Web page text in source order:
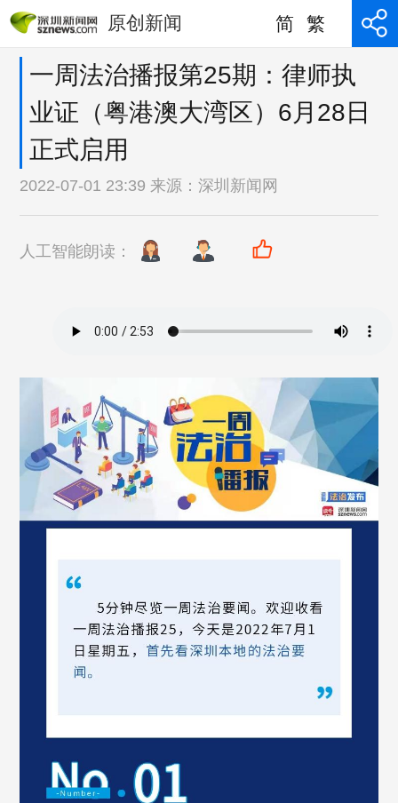
原创新闻 简 繁
一周法治播报第25期：律师执
业证（粤港澳大湾区）6月28日
正式启用
2022-07-01 23:39 来源：深圳新闻网
人工智能朗读：